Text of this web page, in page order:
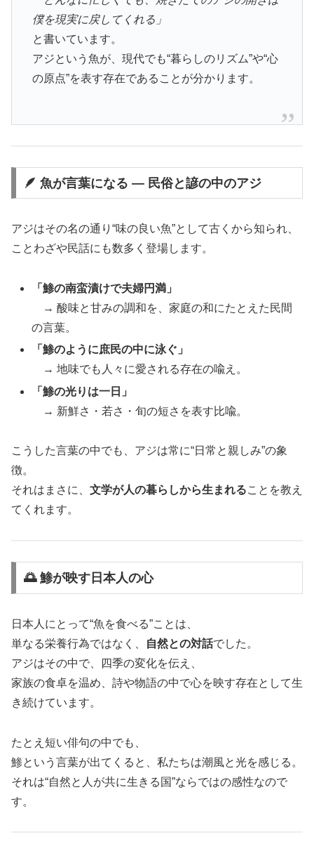
僕を現実に戻してくれる」
と書いています。
アジという魚が、現代でも“暮らしのリズム”や“心
の原点”を表す存在であることが分かります。
🪶 魚が言葉になる ― 民俗と諺の中のアジ
アジはその名の通り“味の良い魚”として古くから知られ、
ことわざや民話にも数多く登場します。
「鯵の南蛮漬けで夫婦円満」
→ 酸味と甘みの調和を、家庭の和にたとえた民間
の言葉。
「鯵のように庶民の中に泳ぐ」
→ 地味でも人々に愛される存在の喩え。
「鯵の光りは一日」
→ 新鮮さ・若さ・旬の短さを表す比喩。
こうした言葉の中でも、アジは常に“日常と親しみ”の象
徴。
それはまさに、 文学が人の暮らしから生まれることを教え
てくれます。
🌅 鯵が映す日本人の心
日本人にとって“魚を食べる”ことは、
単なる栄養行為ではなく、
自然との対話でした。
アジはその中で、四季の変化を伝え、
家族の食卓を温め、詩や物語の中で心を映す存在として生
き続けています。
たとえ短い俳句の中でも、
鯵という言葉が出てくると、私たちは潮風と光を感じる。
それは“自然と人が共に生きる国”ならではの感性なので
す。